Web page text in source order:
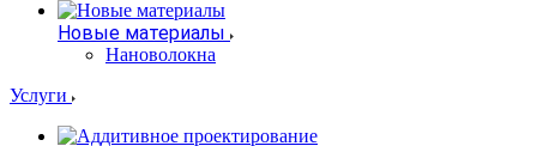
Новые материалы
Нановолокна
Услуги